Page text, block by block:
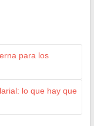
para los
lo que hay que